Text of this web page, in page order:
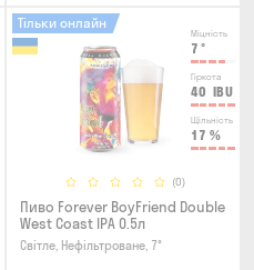
Міцність
7 °
Гіркота
40 IBU
Щільність
17 %
(0)
Тільки онлайн
Пиво Forever BoyFriend Double
West Coast IPA 0.5л
Світле, Нефільтроване, 7°